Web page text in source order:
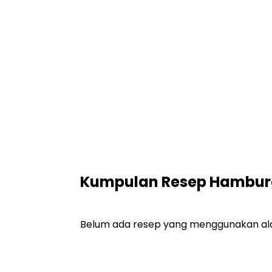
Kumpulan Resep
Belum ada resep yang menggunakan